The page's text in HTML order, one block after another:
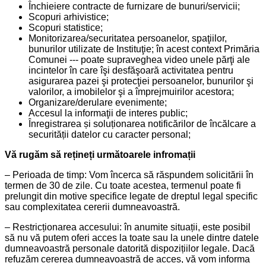
Închieiere contracte de furnizare de bunuri/servicii;
Scopuri arhivistice;
Scopuri statistice;
Monitorizarea/securitatea persoanelor, spaţiilor,
bunurilor utilizate de Instituţie; în acest context Primăria
Comunei --- poate supraveghea video unele părţi ale
incintelor în care îşi desfăşoară activitatea pentru
asigurarea pazei şi protecţiei persoanelor, bunurilor şi
valorilor, a imobilelor şi a împrejmuirilor acestora;
Organizare/derulare evenimente;
Accesul la informaţii de interes public;
Înregistrarea și soluționarea notificărilor de încălcare a
securității datelor cu caracter personal;
Vă rugăm să rețineți următoarele infromații
– Perioada de timp: Vom încerca să răspundem solicitării în
termen de 30 de zile. Cu toate acestea, termenul poate fi
prelungit din motive specifice legate de dreptul legal specific
sau complexitatea cererii dumneavoastră.
– Restricționarea accesului: în anumite situații, este posibil
să nu vă putem oferi acces la toate sau la unele dintre datele
dumneavoastră personale datorită dispozițiilor legale. Dacă
refuzăm cererea dumneavoastră de acces, vă vom informa